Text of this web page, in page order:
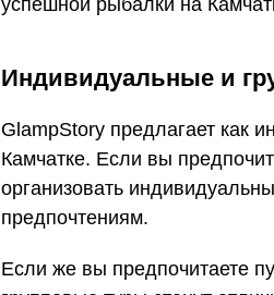
успешной рыбалки на
Индивидуальные и
GlampStory предлагает как
Камчатке. Если вы
организовать
предпочтениям.
Если же вы предпочитаете